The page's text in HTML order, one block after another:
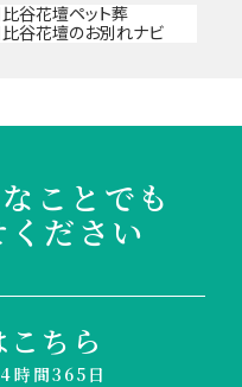
ことでも
ださい
ちら
時間365日